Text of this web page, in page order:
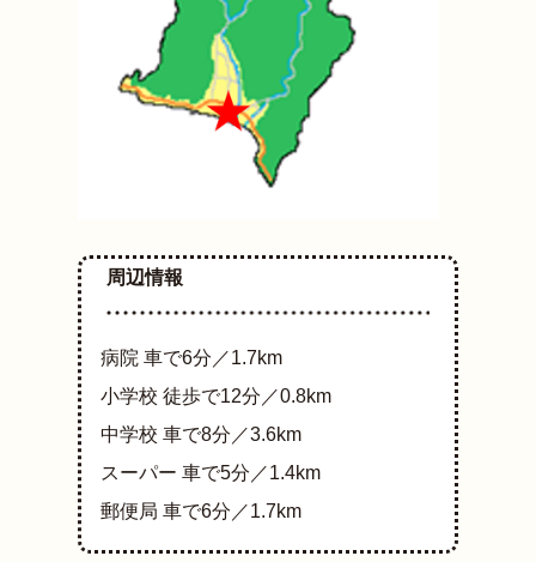
周辺情報
病院 車で6分／1.7km
小学校 徒歩で12分／0.8km
中学校 車で8分／3.6km
スーパー 車で5分／1.4km
郵便局 車で6分／1.7km